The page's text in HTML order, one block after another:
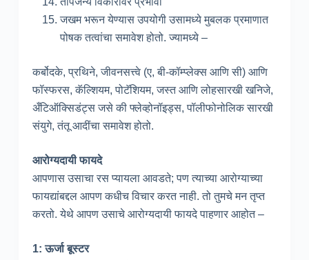
जखम भरून येण्यास उपयोगी उसामध्ये मुबलक प्रमाणात
पोषक तत्वांचा समावेश होतो. ज्यामध्ये –
कर्बोदके, प्रथिने, जीवनसत्त्वे (ए, बी-कॉम्प्लेक्स आणि सी) आणि
फॉस्फरस, कॅल्शियम, पोटॅशियम, जस्त आणि लोहसारखी खनिजे,
अँटिऑक्सिडंट्स जसे की फ्लेव्होनॉइड्स, पॉलीफोनोलिक सारखी
संयुगे, तंतू आदींचा समावेश होतो.
आरोग्यदायी फायदे
आपणास उसाचा रस प्यायला आवडते; पण त्याच्या आरोग्याच्या
फायद्यांबद्दल आपण कधीच विचार करत नाही. तो तुमचे मन तृप्त
करतो. येथे आपण उसाचे आरोग्यदायी फायदे पाहणार आहोत –
1: ऊर्जा बूस्टर